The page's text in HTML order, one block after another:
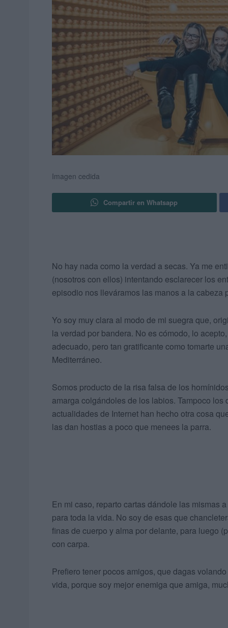
Imagen cedida
Compartir en Whatsapp
No hay nada como la verdad a secas. Ya me
(nosotros con ellos) intentando esclarecer los
episodio nos lleváramos las manos a la cabeza
Yo soy muy clara al modo de mi suegra que,
la verdad por bandera. No es cómodo, lo
adecuado, pero tan gratificante como tomarte
Mediterráneo.
Somos producto de la risa falsa de los
amarga colgándoles de los labios. Tampoco
actualidades de Internet han hecho otra cosa
las dan hostias a poco que menees la parra.
En mi caso, reparto cartas dándole las mismas
para toda la vida. No soy de esas que
finas de cuerpo y alma por delante, para luego
con carpa.
Prefiero tener pocos amigos, que dagas
vida, porque soy mejor enemiga que amiga,